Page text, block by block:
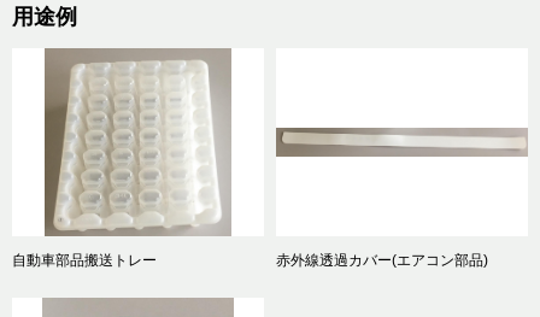
用途例
自動車部品搬送トレー 赤外線透過カバー(エアコン部品)